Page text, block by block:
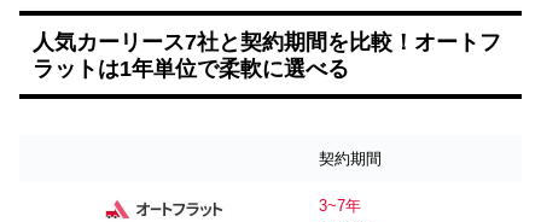
人気カーリース7社と契約期間を比較！オートフ
ラットは1年単位で柔軟に選べる
契約期間
3~7年